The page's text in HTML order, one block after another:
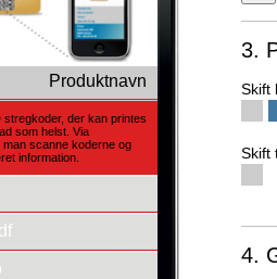
Produktnavn
der kan printes
som helst. Via
scanne koderne og
information.
3.
Skift
Skift
4.